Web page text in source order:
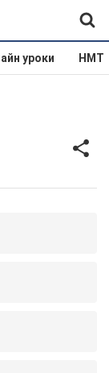
уроки НМТ